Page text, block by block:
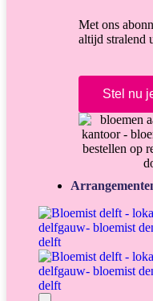
Met ons
altijd stralend
Stel nu